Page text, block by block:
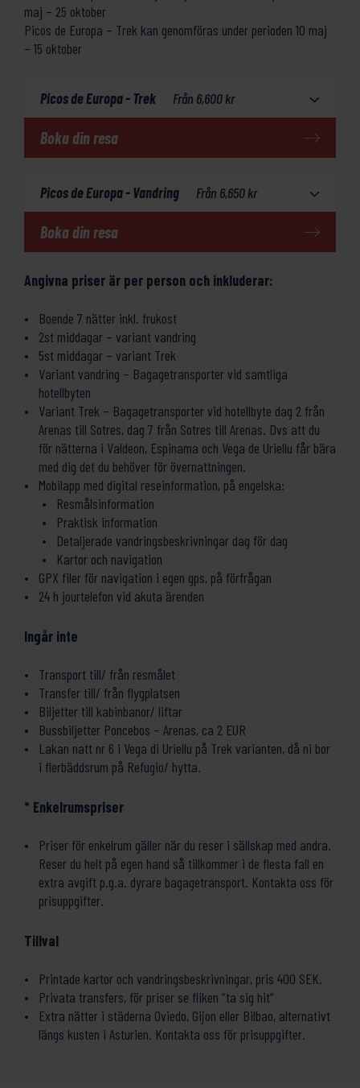
maj – 25 oktober
Picos de Europa – Trek kan genomföras under perioden 10 maj
– 15 oktober
Picos de Europa - Trek Från 6,600kr
Boka din resa
Picos de Europa - Vandring Från 6,650kr
Boka din resa
Angivna priser är per person och inkluderar:
Boende 7 nätter inkl. frukost
2st middagar – variant vandring
5st middagar – variant Trek
Variant vandring – Bagagetransporter vid samtliga
hotellbyten
Variant Trek – Bagagetransporter vid hotellbyte dag 2 från
Arenas till Sotres, dag 7 från Sotres till Arenas. Dvs att du
för nätterna i Valdeon, Espinama och Vega de Uriellu får bära
med dig det du behöver för övernattningen.
Mobilapp med digital reseinformation, på engelska:
Resmålsinformation
Praktisk information
Detaljerade vandringsbeskrivningar dag för dag
Kartor och navigation
GPX filer för navigation i egen gps, på förfrågan
24 h jourtelefon vid akuta ärenden
Ingår inte
Transport till/ från resmålet
Transfer till/ från flygplatsen
Biljetter till kabinbanor/ liftar
Bussbiljetter Poncebos – Arenas, ca 2 EUR
Lakan natt nr 6 i Vega di Uriellu på Trek varianten, då ni bor
i flerbäddsrum på Refugio/ hytta.
* Enkelrumspriser
Priser för enkelrum gäller när du reser i sällskap med andra.
Reser du helt på egen hand så tillkommer i de flesta fall en
extra avgift p.g.a. dyrare bagagetransport. Kontakta oss för
prisuppgifter.
Tillval
Printade kartor och vandringsbeskrivningar, pris 400 SEK.
Privata transfers, för priser se fliken ”ta sig hit”
Extra nätter i städerna Oviedo, Gijon eller Bilbao, alternativt
längs kusten i Asturien. Kontakta oss för prisuppgifter.